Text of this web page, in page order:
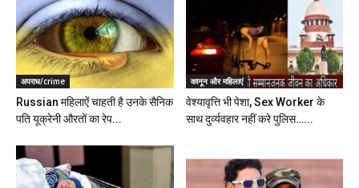
अपराध/crime
Russian महिलाऐं चाहती है उनके सैनिक
पति यूक्रेनी औरतों का रेप...
कानून और महिलाएं
वेश्यावृत्ति भी पेशा, Sex Worker के
साथ दुर्व्यवहार नहीं करे पुलिस…...